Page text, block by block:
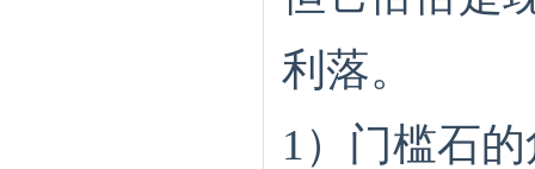
利落。
1）门槛石